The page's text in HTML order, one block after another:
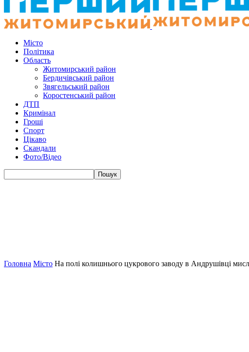
Місто
Політика
Область
Житомирський район
Бердичівський район
Звягельський район
Коростенський район
ДТП
Кримінал
Гроші
Спорт
Цікаво
Скандали
Фото/Відео
Головна Місто На полі колишнього цукрового заводу в Андрушівці